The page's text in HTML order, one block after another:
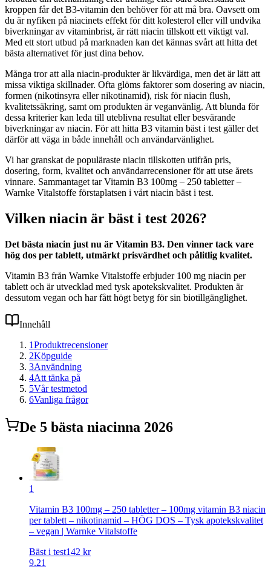
kroppen får det B3-vitamin den behöver för att må bra. Oavsett om
du är nyfiken på niacinets effekt för ditt kolesterol eller vill undvika
biverkningar av vitaminbrist, är rätt niacin tillskott ett viktigt val.
Med ett stort utbud på marknaden kan det kännas svårt att hitta det
bästa alternativet för just dina behov.
Många tror att alla niacin-produkter är likvärdiga, men det är lätt att
missa viktiga skillnader. Ofta glöms faktorer som dosering av niacin,
formen (nikotinsyra eller nikotinamid), risk för niacin flush,
kvalitetssäkring, samt om produkten är veganvänlig. Att blunda för
dessa kriterier kan leda till uteblivna resultat eller besvärande
biverkningar av niacin. För att hitta B3 vitamin bäst i test gäller det
därför att väga in både innehåll och användarvänlighet.
Vi har granskat de populäraste niacin tillskotten utifrån pris,
dosering, form, kvalitet och användarrecensioner för att utse årets
vinnare. Sammantaget tar Vitamin B3 100mg – 250 tabletter –
Warnke Vitalstoffe förstaplatsen i vårt niacin bäst i test.
Vilken niacin är bäst i test 2026?
Det bästa niacin just nu är Vitamin B3. Den vinner tack vare
hög dos per tablett, utmärkt prisvärdhet och pålitlig kvalitet.
Vitamin B3 från Warnke Vitalstoffe erbjuder 100 mg niacin per
tablett och är utvecklad med tysk apotekskvalitet. Produkten är
dessutom vegan och har fått högt betyg för sin biotillgänglighet.
Innehåll
1Produktrecensioner
2Köpguide
3Användning
4Att tänka på
5Vår testmetod
6Vanliga frågor
De 5 bästa niacinna 2026
1
Vitamin B3 100mg – 250 tabletter – 100mg vitamin B3 niacin
per tablett – nikotinamid – HÖG DOS – Tysk apotekskvalitet
– vegan | Warnke Vitalstoffe
Bäst i test142 kr
9.21